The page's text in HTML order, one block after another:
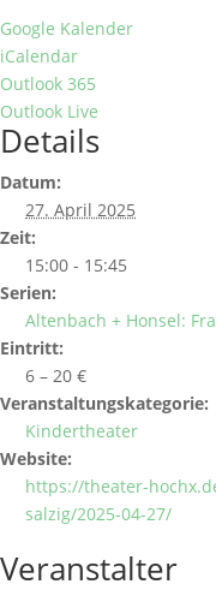
Google Kalender
iCalendar
Outlook 365
Outlook Live
Details
Datum:
27. April 2025
Zeit:
15:00 - 15:45
Serien:
Altenbach + Honsel:
Eintritt:
6 – 20 €
Veranstaltungskategorie:
Kindertheater
Website:
https://theater-
salzig/2025-04-27/
Veranstalter